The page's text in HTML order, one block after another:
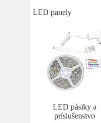
LED panely
LED pásiky a
príslušenstvo